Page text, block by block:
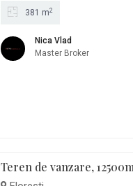
381 m2
Nica Vlad
Master Broker
Teren de vanzare,